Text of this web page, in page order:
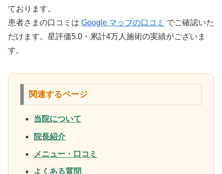
ております。
患者さまの口コミは Google マップの口コミ でご確認いた
だけます。星評価5.0・累計4万人施術の実績がございま
す。
関連するページ
当院について
院長紹介
メニュー・口コミ
よくある質問